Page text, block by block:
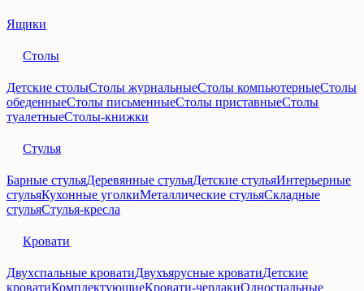
Ящики
Столы
Детские столыСтолы журнальныеСтолы компьютерныеСтолы
обеденныеСтолы письменныеСтолы приставныеСтолы
туалетныеСтолы-книжки
Стулья
Барные стульяДеревянные стульяДетские стульяИнтерьерные
стульяКухонные уголкиМеталлические стульяСкладные
стульяСтулья-кресла
Кровати
Двухспальные кроватиДвухъярусные кроватиДетские
кроватиКомплектующиеКровати-чердакиОдноспальные